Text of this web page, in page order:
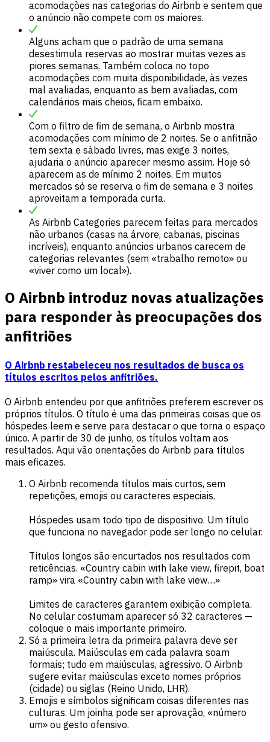
acomodações nas categorias do Airbnb e sentem que
o anúncio não compete com os maiores.
Alguns acham que o padrão de uma semana
desestimula reservas ao mostrar muitas vezes as
piores semanas. Também coloca no topo
acomodações com muita disponibilidade, às vezes
mal avaliadas, enquanto as bem avaliadas, com
calendários mais cheios, ficam embaixo.
Com o filtro de fim de semana, o Airbnb mostra
acomodações com mínimo de 2 noites. Se o anfitrião
tem sexta e sábado livres, mas exige 3 noites,
ajudaria o anúncio aparecer mesmo assim. Hoje só
aparecem as de mínimo 2 noites. Em muitos
mercados só se reserva o fim de semana e 3 noites
aproveitam a temporada curta.
As Airbnb Categories parecem feitas para mercados
não urbanos (casas na árvore, cabanas, piscinas
incríveis), enquanto anúncios urbanos carecem de
categorias relevantes (sem «trabalho remoto» ou
«viver como um local»).
O Airbnb introduz novas atualizações
para responder às preocupações dos
anfitriões
O Airbnb restabeleceu nos resultados de busca os
títulos escritos pelos anfitriões.
O Airbnb entendeu por que anfitriões preferem escrever os
próprios títulos. O título é uma das primeiras coisas que os
hóspedes leem e serve para destacar o que torna o espaço
único. A partir de 30 de junho, os títulos voltam aos
resultados. Aqui vão orientações do Airbnb para títulos
mais eficazes.
O Airbnb recomenda títulos mais curtos, sem
repetições, emojis ou caracteres especiais.
Hóspedes usam todo tipo de dispositivo. Um título
que funciona no navegador pode ser longo no celular.
Títulos longos são encurtados nos resultados com
reticências. «Country cabin with lake view, firepit, boat
ramp» vira «Country cabin with lake view…»
Limites de caracteres garantem exibição completa.
No celular costumam aparecer só 32 caracteres —
coloque o mais importante primeiro.
Só a primeira letra da primeira palavra deve ser
maiúscula. Maiúsculas em cada palavra soam
formais; tudo em maiúsculas, agressivo. O Airbnb
sugere evitar maiúsculas exceto nomes próprios
(cidade) ou siglas (Reino Unido, LHR).
Emojis e símbolos significam coisas diferentes nas
culturas. Um joinha pode ser aprovação, «número
um» ou gesto ofensivo.